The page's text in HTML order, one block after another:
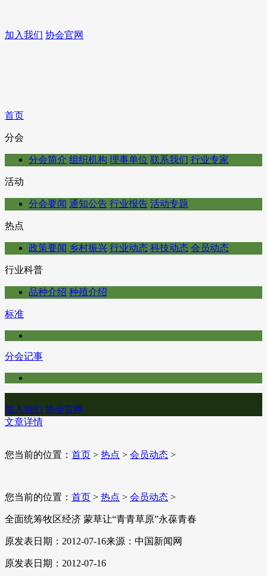
加入我们 协会官网
首页
分会
分会简介 组织机构 理事单位 联系我们 行业专家
活动
分会要闻 通知公告 行业报告 活动专题
热点
政策要闻 乡村振兴 行业动态 科技动态 会员动态
行业科普
品种介绍 种殖介绍
标准
分会记事
加入我们 协会官网
文章详情
您当前的位置： 首页 > 热点 > 会员动态 >
您当前的位置： 首页 > 热点 > 会员动态 >
全面统筹牧区经济 蒙草让“青青草原”永葆青春
原发表日期：2012-07-16来源：中国新闻网
原发表日期：2012-07-16